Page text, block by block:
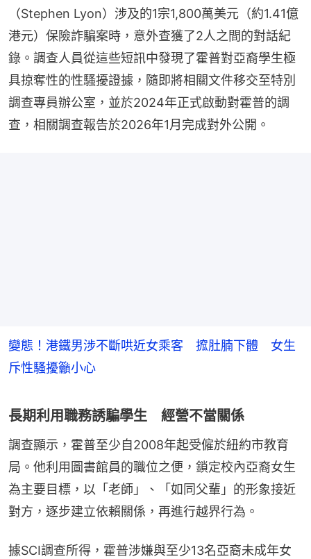
（Stephen Lyon）涉及的1宗1,800萬美元（約1.41億
港元）保險詐騙案時，意外查獲了2人之間的對話紀
錄。調查人員從這些短訊中發現了霍普對亞裔學生極
具掠奪性的性騷擾證據，隨即將相關文件移交至特別
調查專員辦公室，並於2024年正式啟動對霍普的調
查，相關調查報告於2026年1月完成對外公開。
變態！港鐵男涉不斷哄近女乘客 搲肚腩下體 女生
斥性騷擾籲小心
長期利用職務誘騙學生 經營不當關係
調查顯示，霍普至少自2008年起受僱於紐約市教育
局。他利用圖書館員的職位之便，鎖定校內亞裔女生
為主要目標，以「老師」、「如同父輩」的形象接近
對方，逐步建立依賴關係，再進行越界行為。
據SCI調查所得，霍普涉嫌與至少13名亞裔未成年女